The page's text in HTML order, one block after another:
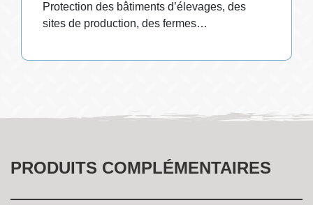
Protection des bâtiments d’élevages, des
sites de production, des fermes…
PRODUITS COMPLÉMENTAIRES